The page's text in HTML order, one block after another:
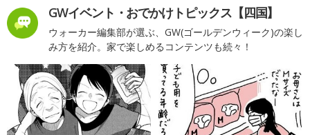
GWイベント・おでかけトピックス【四国】
ウォーカー編集部が選ぶ、GW(ゴールデンウィーク)の楽し
み方を紹介。家で楽しめるコンテンツも続々！